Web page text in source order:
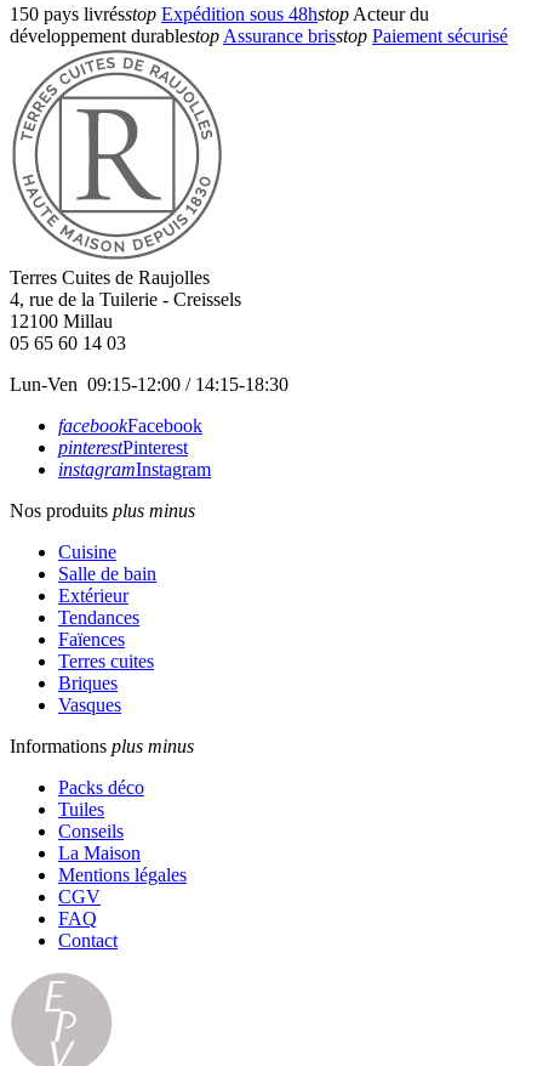
150 pays livrésstop Expédition sous 48hstop Acteur du
développement durablestop Assurance brisstop Paiement sécurisé
Terres Cuites de Raujolles
4, rue de la Tuilerie - Creissels
12100 Millau
05 65 60 14 03
Lun-Ven 09:15-12:00 / 14:15-18:30
facebookFacebook
pinterestPinterest
instagramInstagram
Nos produits plus minus
Cuisine
Salle de bain
Extérieur
Tendances
Faïences
Terres cuites
Briques
Vasques
Informations plus minus
Packs déco
Tuiles
Conseils
La Maison
Mentions légales
CGV
FAQ
Contact